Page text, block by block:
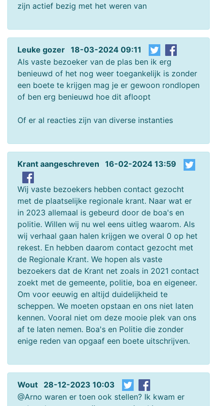
zijn actief bezig met het weren van
Leuke gozer 18-03-2024 09:11
Als vaste bezoeker van de plas ben ik erg
benieuwd of het nog weer toegankelijk is zonder
een boete te krijgen mag je er gewoon rondlopen
of ben erg benieuwd hoe dit afloopt
Of er al reacties zijn van diverse instanties
Krant aangeschreven 16-02-2024 13:59
Wij vaste bezoekers hebben contact gezocht
met de plaatselijke regionale krant. Naar wat er
in 2023 allemaal is gebeurd door de boa's en
politie. Willen wij nu wel eens uitleg waarom. Als
wij verhaal gaan halen krijgen we overal 0 op het
rekest. En hebben daarom contact gezocht met
de Regionale Krant. We hopen als vaste
bezoekers dat de Krant net zoals in 2021 contact
zoekt met de gemeente, politie, boa en eigeneer.
Om voor eeuwig en altijd duidelijkheid te
scheppen. We moeten opstaan en ons niet laten
kennen. Vooral niet om deze mooie plek van ons
af te laten nemen. Boa's en Politie die zonder
enige reden van opgaaf een boete uitschrijven.
Wout 28-12-2023 10:03
@Arno waren er toen ook stellen? Ik kwam er